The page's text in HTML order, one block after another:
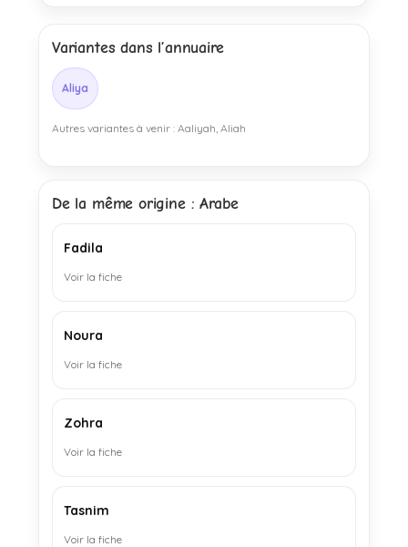
Variantes dans l’annuaire
Aliya
Autres variantes à venir : Aaliyah, Aliah
De la même origine : Arabe
Fadila
Voir la fiche
Noura
Voir la fiche
Zohra
Voir la fiche
Tasnim
Voir la fiche